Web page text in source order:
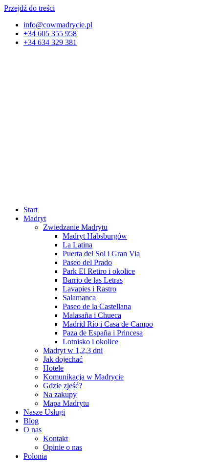
Przejdź do treści
info@cowmadrycie.pl
+34 605 355 958
+34 634 329 381​
Start
Madryt
Zwiedzanie Madrytu
Madryt Habsburgów
La Latina
Puerta del Sol i Gran Via
Paseo del Prado
Park El Retiro i okolice
Barrio de las Letras
Lavapies i Rastro
Salamanca
Paseo de la Castellana
Malasaña i Chueca
Madrid Río i Casa de Campo
Paza de España i Princesa
Lotnisko i okolice
Madryt w 1,2,3 dni
Jak dojechać
Hotele
Komunikacja w Madrycie
Gdzie zjeść?
Na zakupy
Mapa Madrytu
Nasze Usługi
Blog
O nas
Kontakt
Opinie o nas
Polonia